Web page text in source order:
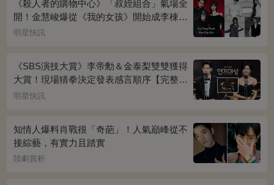
《殺人者的購物中心》「叔姪組合」氣場全
開！金慧峻爆從《我的女孩》開始成李棟旭
迷妹~
明星快訊
《SBS演技大賞》李帝勳＆金泰梨雙雙獲得
大賞！現場猜拳決定發表感言順序【完整得
獎名單】
明星快訊
知情人爆料肖戰很「奇葩」！人氣巔峰從不
接綜藝，有實力且踏實
陸劇賞析